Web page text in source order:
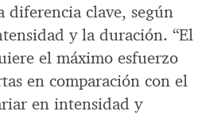
diferencia clave, según
y la duración. “El
el máximo esfuerzo
en comparación con el
en intensidad y